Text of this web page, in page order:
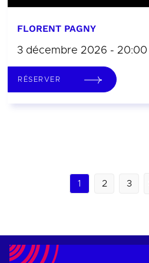
FLORENT PAGNY
3 décembre 2026 - 20:00
RÉSERVER
1 2 3